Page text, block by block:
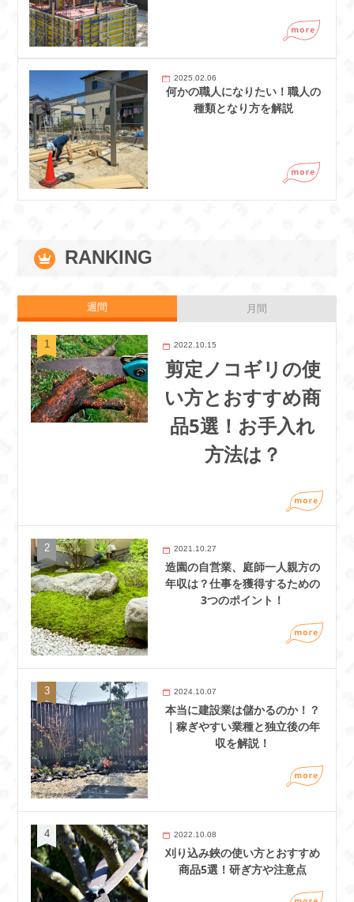
2025.02.06
何かの職人になりたい！職人の
種類となり方を解説
RANKING
週間 月間
2022.10.15
剪定ノコギリの使
い方とおすすめ商
品5選！お手入れ
方法は？
2021.10.27
造園の自営業、庭師一人親方の
年収は？仕事を獲得するための
3つのポイント！
2024.10.07
本当に建設業は儲かるのか！？
｜稼ぎやすい業種と独立後の年
収を解説！
2022.10.08
刈り込み鋏の使い方とおすすめ
商品5選！研ぎ方や注意点